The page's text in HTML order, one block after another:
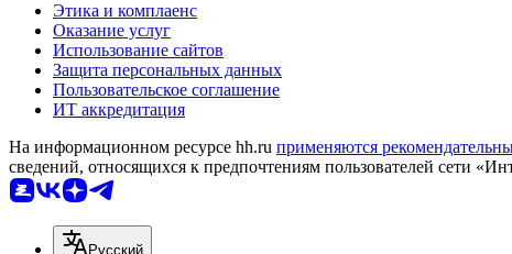
Этика и комплаенс
Оказание услуг
Использование сайтов
Защита персональных данных
Пользовательское соглашение
ИТ аккредитация
На информационном ресурсе hh.ru применяются
сведений, относящихся к предпочтениям пользователей сети
Русский